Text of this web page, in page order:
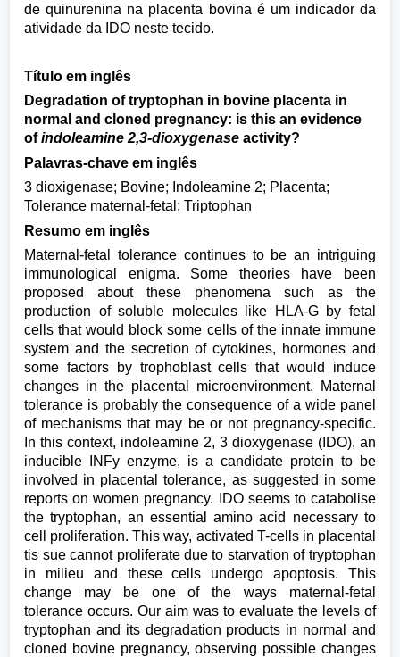
de quinurenina na placenta bovina é um indicador da
atividade da IDO neste tecido.
Título em inglês
Degradation of tryptophan in bovine placenta in
normal and cloned pregnancy: is this an evidence
ofindoleamine 2,3-dioxygenase activity?
Palavras-chave em inglês
3 dioxigenase; Bovine; Indoleamine 2; Placenta;
Tolerance maternal-fetal; Triptophan
Resumo em inglês
Maternal-fetal tolerance continues to be an intriguing
immunological enigma. Some theories have been
proposed about these phenomena such as the
production of soluble molecules like HLA-G by fetal
cells that would block some cells of the innate immune
system and the secretion of cytokines, hormones and
some factors by trophoblast cells that would induce
changes in the placental microenvironment. Maternal
tolerance is probably the consequence of a wide panel
of mechanisms that may be or not pregnancy-specific.
In this context, indoleamine 2, 3 dioxygenase (IDO), an
inducible INFy enzyme, is a candidate protein to be
involved in placental tolerance, as suggested in some
reports on women pregnancy. IDO seems to catabolise
the tryptophan, an essential amino acid necessary to
cell proliferation. This way, activated T-cells in placental
tis sue cannot proliferate due to starvation of tryptophan
in milieu and these cells undergo apoptosis. This
change may be one of the ways maternal-fetal
tolerance occurs. Our aim was to evaluate the levels of
tryptophan and its degradation products in normal and
cloned bovine pregnancy, observing possible changes